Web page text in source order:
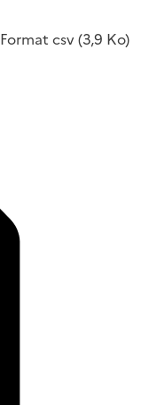
Format csv(3,9 Ko)